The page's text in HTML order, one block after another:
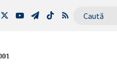
YouTubeTelegram
TikTokRSS